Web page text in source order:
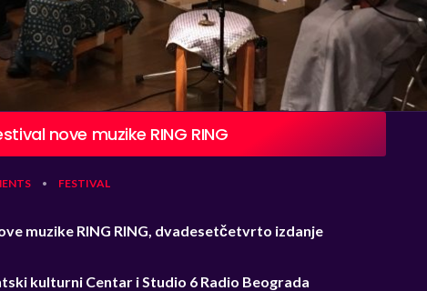
nove muzike RING RING
• FESTIVAL
muzike RING RING, dvadesetčetvrto izdanje
kulturni Centar i Studio 6 Radio Beograda